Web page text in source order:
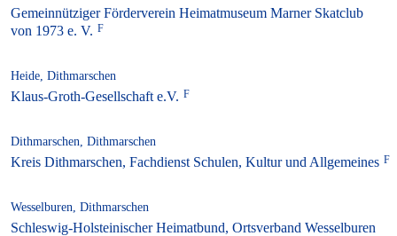
Gemeinnütziger Förderverein Heimatmuseum Marner Skatclub
von 1973 e. V.
Heide, Dithmarschen
Klaus-Groth-Gesellschaft e.V.
Dithmarschen, Dithmarschen
Kreis Dithmarschen, Fachdienst Schulen, Kultur und Allgemeines
Wesselburen, Dithmarschen
Schleswig-Holsteinischer Heimatbund, Ortsverband Wesselburen